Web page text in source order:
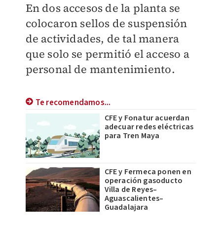
En dos accesos de la planta se
colocaron sellos de suspensión
de actividades, de tal manera
que solo se permitió el acceso a
personal de mantenimiento.
Te recomendamos...
CFE y Fonatur acuerdan
adecuar redes eléctricas
para Tren Maya
CFE y Fermeca ponen en
operación gasoducto
Villa de Reyes–
Aguascalientes–
Guadalajara